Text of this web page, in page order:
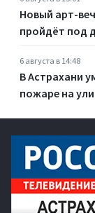
Новый арт-
пройдёт под
6 августа в 14:48
В Астрахани
пожаре на